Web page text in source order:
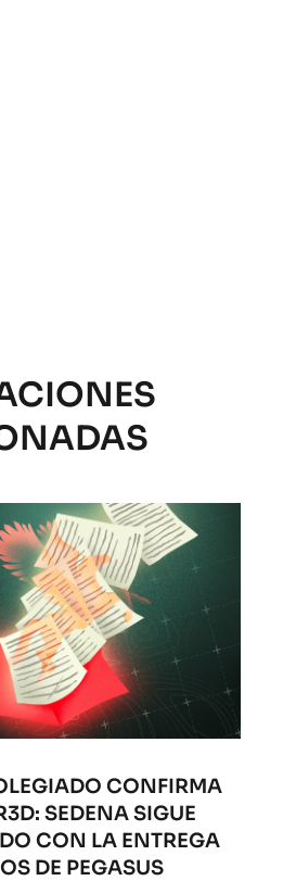
CONFIRMA
SEDENA SIGUE
CON LA ENTREGA
DE PEGASUS